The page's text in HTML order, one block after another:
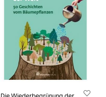
Die Wiederbegrünung der